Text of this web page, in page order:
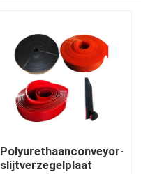
Polyurethaanconveyor-
slijtverzegelplaat